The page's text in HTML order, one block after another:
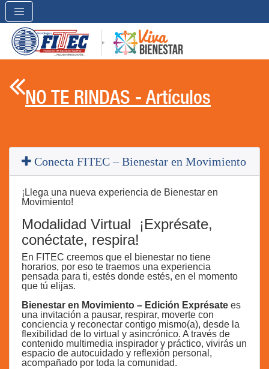
NO TE RINDAS - Artículos
Conecta FITEC – Bienestar en Movimiento
¡Llega una nueva experiencia de Bienestar en
Movimiento!
Modalidad Virtual ¡Exprésate,
conéctate, respira!
En FITEC creemos que el bienestar no tiene
horarios, por eso te traemos una experiencia
pensada para ti, estés donde estés, en el momento
que tú elijas.
Bienestar en Movimiento – Edición Exprésate es
una invitación a pausar, respirar, moverte con
conciencia y reconectar contigo mismo(a), desde la
flexibilidad de lo virtual y asincrónico. A través de
contenido multimedia inspirador y práctico, vivirás un
espacio de autocuidado y reflexión personal,
acompañado por toda la comunidad.